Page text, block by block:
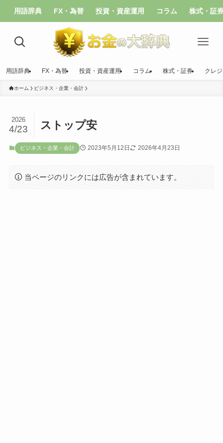
用語辞典 FX・為替 投資・資産運用 コラム 株式・証
用語辞典 FX・為替 投資・資産運用 コラム 株式・証券 クレ
ホーム ビジネス・企業・会計
ストップ安
2026
4/23
ビジネス・企業・会計 2023年5月12日 2026年4月23日
当ページのリンクには広告が含まれています。